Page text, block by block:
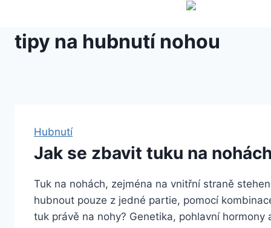
tipy na hubnutí nohou
Hubnutí
Jak se zbavit tuku na
Tuk na nohách, zejména na vnitřní straně
hubnout pouze z jedné partie, pomocí
tuk právě na nohy? Genetika, pohlavní hormony